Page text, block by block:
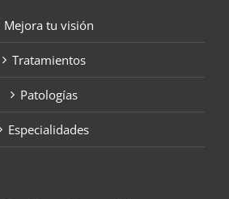
Mejora tu visión
Tratamientos
Patologías
Especialidades